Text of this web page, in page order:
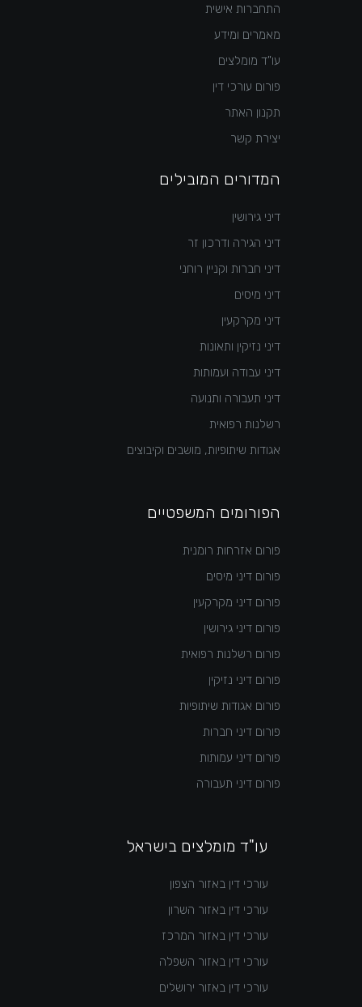
התחברות אישית
מאמרים ומידע
עו"ד מומלצים
פורום עורכי דין
תקנון האתר
יצירת קשר
המדורים המובילים
דיני גירושין
דיני הגירה ודרכון זר
דיני חברות וקניין רוחני
דיני מיסים
דיני מקרקעין
דיני נזיקין ותאונות
דיני עבודה ועמותות
דיני תעבורה ותנועה
רשלנות רפואית
אגודות שיתופיות, מושבים וקיבוצים
הפורומים המשפטיים
פורום אזרחות רומנית
פורום דיני מיסים
פורום דיני מקרקעין
פורום דיני גירושין
פורום רשלנות רפואית
פורום דיני נזיקין
פורום אגודות שיתופיות
פורום דיני חברות
פורום דיני עמותות
פורום דיני תעבורה
עו"ד מומלצים בישראל
עורכי דין באזור הצפון
עורכי דין באזור השרון
עורכי דין באזור המרכז
עורכי דין באזור השפלה
עורכי דין באזור ירושלים